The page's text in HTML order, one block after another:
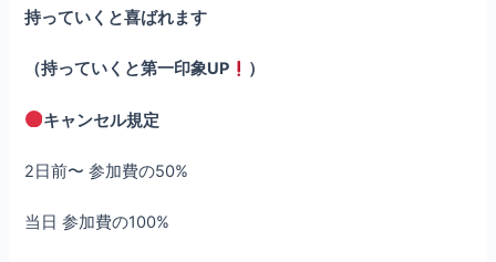
持っていくと喜ばれます
（持っていくと第一印象UP ）
キャンセル規定
2日前〜 参加費の50%
当日 参加費の100%